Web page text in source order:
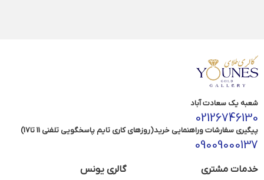
شعبه یک سعادت آباد
02126746130
پیگیری سفارشات وراهنمایی خرید(روزهای کاری تایم پاسخگویی تلفنی 11 تا17)
09009000137
خدمات مشتری گالری یونس